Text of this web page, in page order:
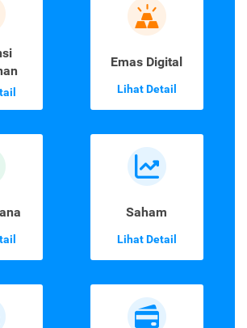
Emas Digital
Lihat Detail
Saham
Lihat Detail